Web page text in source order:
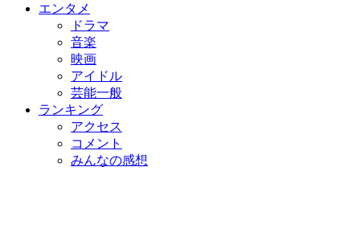
エンタメ
ドラマ
音楽
映画
アイドル
芸能一般
ランキング
アクセス
コメント
みんなの感想